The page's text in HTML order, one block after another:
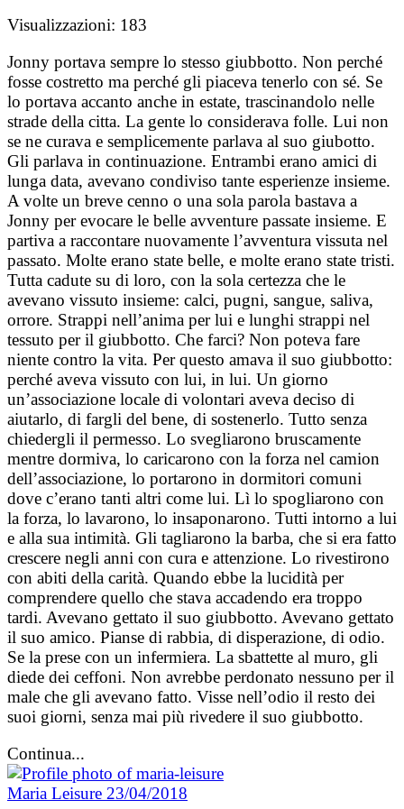
Visualizzazioni: 183
Jonny portava sempre lo stesso giubbotto. Non perché
fosse costretto ma perché gli piaceva tenerlo con sé. Se
lo portava accanto anche in estate, trascinandolo nelle
strade della citta. La gente lo considerava folle. Lui non
se ne curava e semplicemente parlava al suo giubotto.
Gli parlava in continuazione. Entrambi erano amici di
lunga data, avevano condiviso tante esperienze insieme.
A volte un breve cenno o una sola parola bastava a
Jonny per evocare le belle avventure passate insieme. E
partiva a raccontare nuovamente l’avventura vissuta nel
passato. Molte erano state belle, e molte erano state tristi.
Tutta cadute su di loro, con la sola certezza che le
avevano vissuto insieme: calci, pugni, sangue, saliva,
orrore. Strappi nell’anima per lui e lunghi strappi nel
tessuto per il giubbotto. Che farci? Non poteva fare
niente contro la vita. Per questo amava il suo giubbotto:
perché aveva vissuto con lui, in lui. Un giorno
un’associazione locale di volontari aveva deciso di
aiutarlo, di fargli del bene, di sostenerlo. Tutto senza
chiedergli il permesso. Lo svegliarono bruscamente
mentre dormiva, lo caricarono con la forza nel camion
dell’associazione, lo portarono in dormitori comuni
dove c’erano tanti altri come lui. Lì lo spogliarono con
la forza, lo lavarono, lo insaponarono. Tutti intorno a lui
e alla sua intimità. Gli tagliarono la barba, che si era fatto
crescere negli anni con cura e attenzione. Lo rivestirono
con abiti della carità. Quando ebbe la lucidità per
comprendere quello che stava accadendo era troppo
tardi. Avevano gettato il suo giubbotto. Avevano gettato
il suo amico. Pianse di rabbia, di disperazione, di odio.
Se la prese con un infermiera. La sbattette al muro, gli
diede dei ceffoni. Non avrebbe perdonato nessuno per il
male che gli avevano fatto. Visse nell’odio il resto dei
suoi giorni, senza mai più rivedere il suo giubbotto.
Continua...
Maria Leisure 23/04/2018